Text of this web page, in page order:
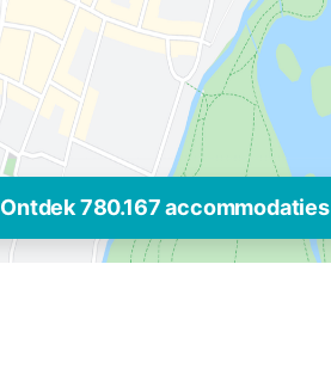
Ontdek 780.167 accommodaties